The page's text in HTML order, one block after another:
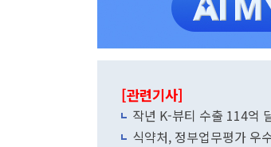
[관련기사]
작년 K-뷰티 수출 114억
식약처, 정부업무평가 우